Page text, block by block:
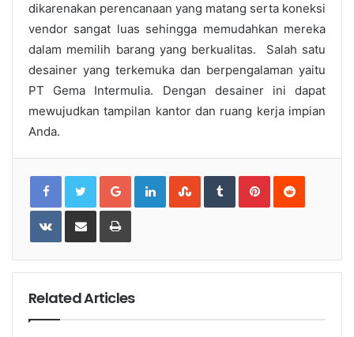
dikarenakan perencanaan yang matang serta koneksi
vendor sangat luas sehingga memudahkan mereka
dalam memilih barang yang berkualitas. Salah satu
desainer yang terkemuka dan berpengalaman yaitu
PT Gema Intermulia. Dengan desainer ini dapat
mewujudkan tampilan kantor dan ruang kerja impian
Anda.
Google+LinkedInStumbleUpon
TumblrPinterestReddit
VKontakteShare
Email
Print
Related Articles